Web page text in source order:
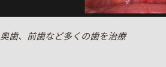
奥歯、前歯など多くの歯を治療